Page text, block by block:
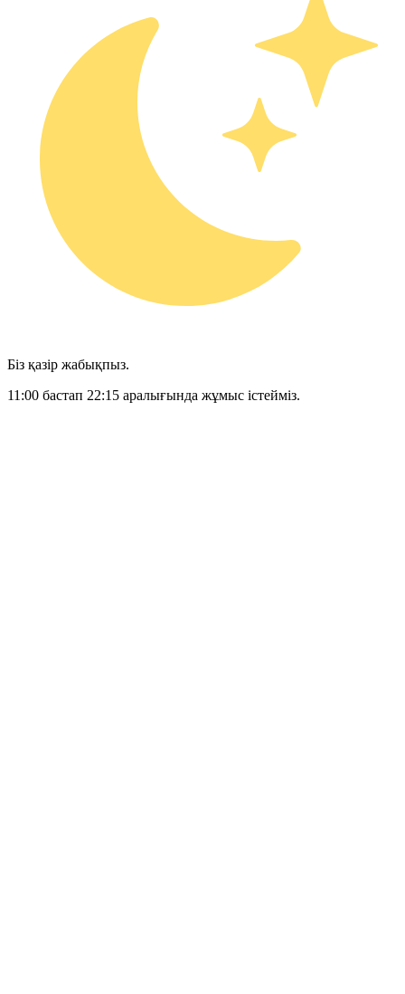
Біз қазір жабықпыз.
11:00 бастап 22:15 аралығында жұмыс істейміз.